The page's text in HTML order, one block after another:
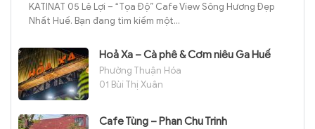
KATINAT 05 Lê Lợi – “Tọa Độ” Cafe View Sông Hương Đẹp
Nhất Huế. Bạn đang tìm kiếm một...
Hoả Xa – Cà phê & Cơm niêu Ga Huế
Phường Thuận Hóa
01 Bùi Thị Xuân
Cafe Tùng – Phan Chu Trinh